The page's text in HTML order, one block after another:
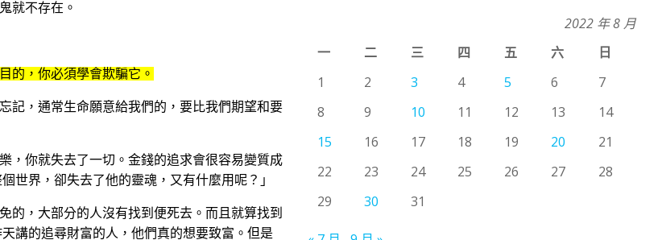
就不存在。
的，你必須學會欺騙它。
記，通常生命願意給我們的，要比我們期望和要
，你就失去了一切。 金錢的追求會很容易變質成
世界，卻失去了他的靈魂，又有什麼用呢？」
的，大部分的人沒有找到便死去。 而且就算找到
講的追尋財富的人， 他們真的想要致富。但是
2022 年 8 月
一
二 三 四 五 六
日
1
2 3 4 5 6
7
8
9 10 11 12 13
14
15
16 17 18 19 20
21
22
23 24 25 26 27
28
29
30 31